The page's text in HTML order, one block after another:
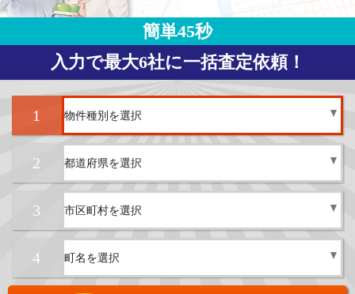
簡単45秒
入力で最大6社に一括査定依頼！
1
2
3
4